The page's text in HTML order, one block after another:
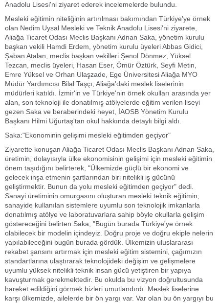
Anadolu Lisesi'ni ziyaret ederek incelemelerde bulundu.
Mesleki eğitimin niteliğinin artırılması bakımından Türkiye'ye örnek
olan Nedim Uysal Mesleki ve Teknik Anadolu Lisesi'ni ziyarete,
Aliağa Ticaret Odası Meclis Başkanı Adnan Saka, yönetim kurulu
başkan vekili Hamdi Erdem, yönetim kurulu üyeleri Abbas Gidici,
Şaban Atalan, meclis başkan vekilleri Şenol Dönmez, Yüksel
Tezcan, meclis üyeleri, Hasan Eser, Ömür Öztürk, Seyfi Metin,
Emre Yüksel ve Orhan Ulaşzade, Ege Üniversitesi Aliağa MYO
Müdür Yardımcısı Bilal Taşçı, Aliağa'daki meslek liselerinin
müdürleri katıldı. İzmir'in ve Türkiye'nin örnek okulları arasında yer
alan, son teknoloji ile donatılmış atölyelerde eğitim verilen liseyi
gezen Saka ve beraberindeki heyet, İAOSB Yönetim Kurulu
Başkanı Hilmi Uğurtaş'tan okul hakkında detaylı bilgi aldı.
Saka:"Ekonominin gelişimi mesleki eğitimden geçiyor"
Ziyarette konuşan Aliağa Ticaret Odası Meclis Başkanı Adnan Saka,
üretimin, dolayısıyla ülke ekonomisinin gelişimi için mesleki eğitimin
önem taşıdığını belirterek, "Ülkemizde güçlü bir ekonomi ve
gelecek inşa etmenin şartlarından biri nitelikli iş gücünü
geliştirmektir. Bunun da yolu mesleki eğitimden geçiyor" dedi.
Sanayi üretiminin omurgasını oluşturan mesleki teknik eğitimin,
sanayide kullanılan sistemlere uyumlu son teknolojik imkanlarla
donatılmış atölye ve laboratuvarlara sahip böyle okullarla gelişim
göstereceğini belirten Saka, "Bugün burada Türkiye'ye örnek
olabilecek bir modelin içindeyiz. Doğru proje ve doğru ekiple nelerin
yapılabileceğini bugün burada gördük. Ülkemizin uluslararası
rekabet şansını artırmak için mesleki eğitim sistemini, çağımızın
standartlarına ulaştırarak teknolojideki değişim ve gelişmelere
uyumlu yüksek nitelikli teknik insan gücü yetiştiren bir yapıya
kavuşturmak gerekmektedir. Bu okulda bu vizyon doğrultusunda
hareket edildiğini görmek bizleri umutlandırdı. Meslek liselerine
karşı ülkemizde, ailelerde bir ön yargı var. Var olan bu ön yargıyı bu